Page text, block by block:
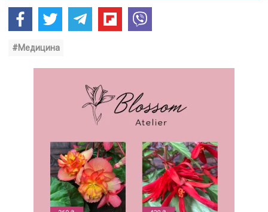
#Медицина